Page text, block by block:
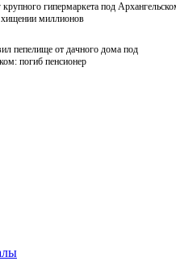
гипермаркета под
миллионов
пепелище от дачного дома под
погиб пенсионер